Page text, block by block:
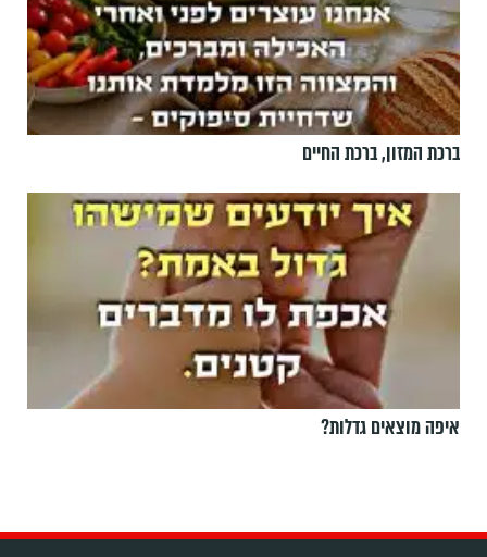
ברכת המזון, ברכת החיים
איפה מוצאים גדלות?